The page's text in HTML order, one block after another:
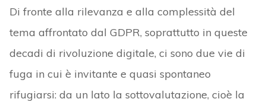
Di fronte alla rilevanza e alla complessità del
tema affrontato dal GDPR, soprattutto in queste
decadi di rivoluzione digitale, ci sono due vie di
fuga in cui è invitante e quasi spontaneo
rifugiarsi: da un lato la sottovalutazione, cioè la